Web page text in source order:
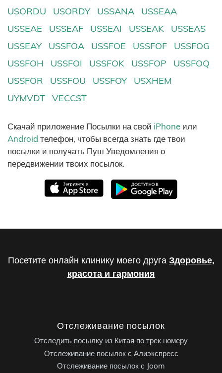
USORDU
USORDY USSANA
USSEAA
USSEAE
USSEAF USSEAI USSEAK
USSEAS
USSEAY
USSFOA USSFOE USSFOF
USSFOG
USSFOH
USSFOI USSFOK USSFOP
USSFOQ
USSFOR
USSFOU USSFOY
USXHEM
UYMVDT
VECCST
Скачай приложение Посылки на свой iPhone или
Android телефон, чтобы всегда знать где твои
посылки и получать Пуш Уведомления о
передвижении твоих посылок.
Посетите онлайн клинику моего друга Здоровье,
красота и гармония
Отслеживание посылок
Отследить посылку из Китая по трек номеру
Отслеживание посылок с Алиэкспресс
Отслеживание посылок с Joom